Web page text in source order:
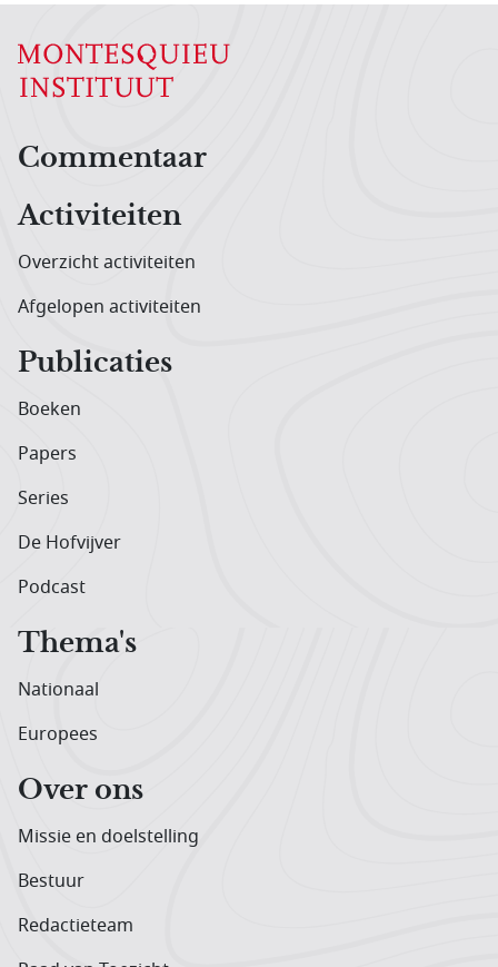
Hoofdnavigatiemenu
Commentaar
Activiteiten
Overzicht activiteiten
Afgelopen activiteiten
Publicaties
Boeken
Papers
Series
De Hofvijver
Podcast
Thema's
Nationaal
Europees
Over ons
Missie en doelstelling
Bestuur
Redactieteam